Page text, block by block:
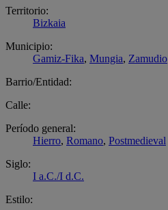
Territorio:
Bizkaia
Municipio:
Gamiz-Fika, Mungia, Zamudio
Barrio/Entidad:
Calle:
Período general:
Hierro, Romano, Postmedieval
Siglo:
I a.C./I d.C.
Estilo: